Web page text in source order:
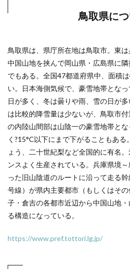
鳥取県に
鳥取県は、県庁所在地は鳥取市。東
中国山地を挟んで岡山県・広島県に
でもある。全国47都道府県中、面積
い。日本海側気候で、豪雪地帯とな
日が多く、冬は曇りや雨、雪の日が
は比較的降雪量は少ないが、鳥取市
の内陸山間部は山陰一の豪雪地帯と
く?15°C以下にまで下がることもあ
ょう、二十世紀梨など全国的に有名
ンスよく生産されている。兵庫県境
った旧山陰道のルートに沿って走る
号線）が県内主要都市（もしくはそ
子・倉吉の各都市近辺から中国山地
る構造になっている。
https://www.pref.tottori.lg.jp/